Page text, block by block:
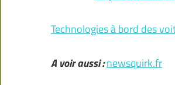
Technologies à bord des
A voir aussi :newsquirk.fr